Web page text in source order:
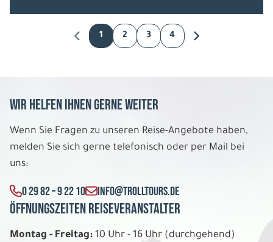
1 2 3 4
Wir helfen Ihnen gerne weiter
Wenn Sie Fragen zu unseren Reise-Angebote haben,
melden Sie sich gerne telefonisch oder per Mail bei
uns:
0 29 82 – 9 22 10 INFO@TROLLTOURS.DE
Öffnungszeiten Reiseveranstalter
Montag - Freitag: 10 Uhr - 16 Uhr (durchgehend)